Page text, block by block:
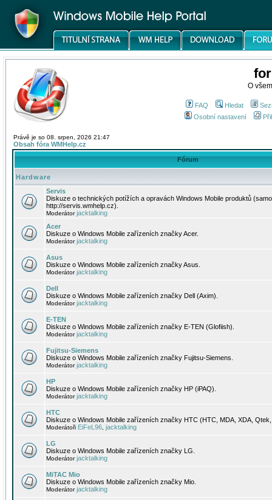
O
FAQ Hledat
Osobní nastavení
Právě je so 08. srpen, 2026 21:47
Obsah fóra WMHelp.cz
Fórum
Hardware
Servis
Diskuze o technických potížích a opravách Windows Mobile produktů
http://servis.wmhelp.cz).
Moderátorjacktalking
Acer
Diskuze o Windows Mobile zařízeních značky Acer.
Moderátorjacktalking
Asus
Diskuze o Windows Mobile zařízeních značky Asus.
Moderátorjacktalking
Dell
Diskuze o Windows Mobile zařízeních značky Dell (Axim).
Moderátorjacktalking
E-TEN
Diskuze o Windows Mobile zařízeních značky E-TEN (Glofiish).
Moderátorjacktalking
Fujitsu-Siemens
Diskuze o Windows Mobile zařízeních značky Fujitsu-Siemens.
Moderátorjacktalking
HP
Diskuze o Windows Mobile zařízeních značky HP (iPAQ).
Moderátorjacktalking
HTC
Diskuze o Windows Mobile zařízeních značky HTC (HTC, MDA, XDA,
Moderátoři EiFeL96 jacktalking
LG
Diskuze o Windows Mobile zařízeních značky LG.
Moderátorjacktalking
MiTAC Mio
Diskuze o Windows Mobile zařízeních značky Mio.
Moderátorjacktalking